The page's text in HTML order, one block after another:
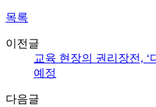
목록
이전글
교육 현장의 권리장전, ‘
예정
다음글